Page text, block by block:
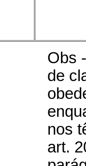
Obs
de
nos
art.